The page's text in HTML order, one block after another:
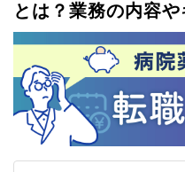
とは？業務の内容